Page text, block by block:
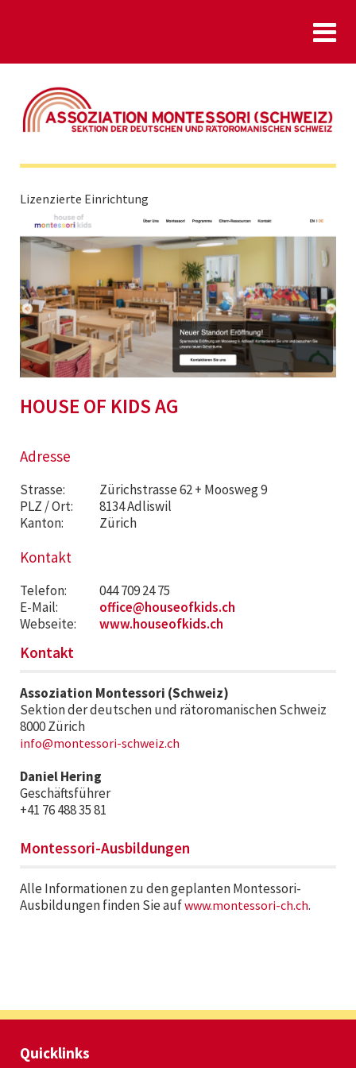
Lizenzierte Einrichtung
HOUSE OF KIDS AG
Adresse
Strasse:
Zürichstrasse 62 + Moosweg 9
PLZ / Ort:
8134 Adliswil
Kanton:
Zürich
Kontakt
Telefon:
044 709 24 75
E-Mail:
office@houseofkids.ch
Webseite:
www.houseofkids.ch
Kontakt
Assoziation Montessori (Schweiz)
Sektion der deutschen und rätoromanischen Schweiz
8000 Zürich
info@montessori-schweiz.ch
Daniel Hering
Geschäftsführer
+41 76 488 35 81
Montessori-Ausbildungen
Alle Informationen zu den geplanten Montessori-
Ausbildungen finden Sie aufwww.montessori-ch.ch.
Quicklinks